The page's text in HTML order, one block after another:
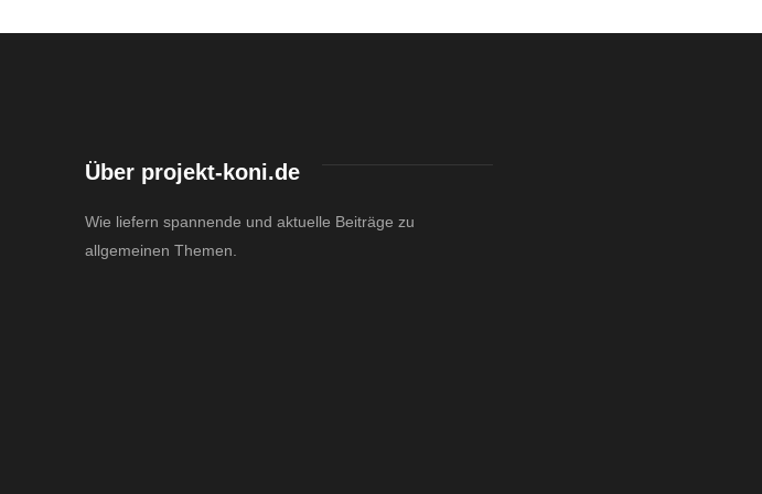
Über projekt-koni.de
Wie liefern spannende und aktuelle Beiträge zu
allgemeinen Themen.